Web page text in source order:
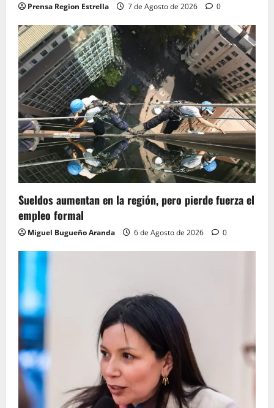
Prensa Region Estrella 7 de Agosto de 2026 0
Sueldos aumentan en la región, pero pierde fuerza el
empleo formal
Miguel Bugueño Aranda 6 de Agosto de 2026 0